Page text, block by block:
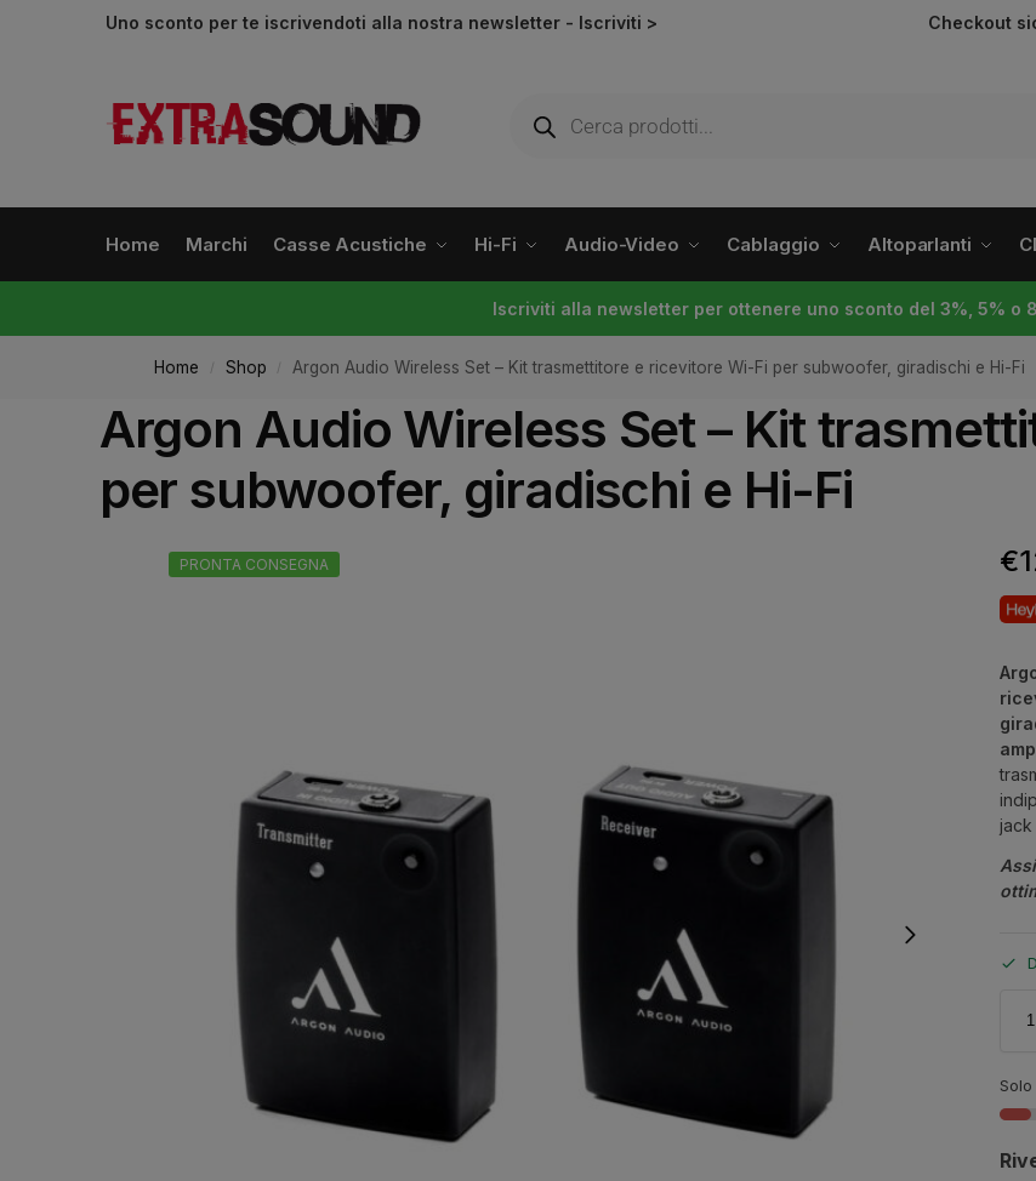
Uno sconto per te iscrivendoti alla nostra newsletter - Iscriviti > Checkout
Home Marchi Casse Acustiche Hi-Fi Audio-Video Cablaggio Altoparlanti
Iscriviti alla newsletter per ottenere uno sconto del 3%, 5% o
Home / Shop / Argon Audio Wireless Set – Kit trasmettitore e ricevitore Wi-Fi per subwoofer, giradischi e Hi-Fi
Argon Audio Wireless Set – Kit
per subwoofer, giradischi e Hi-Fi
PRONTA CONSEGNA €
jack